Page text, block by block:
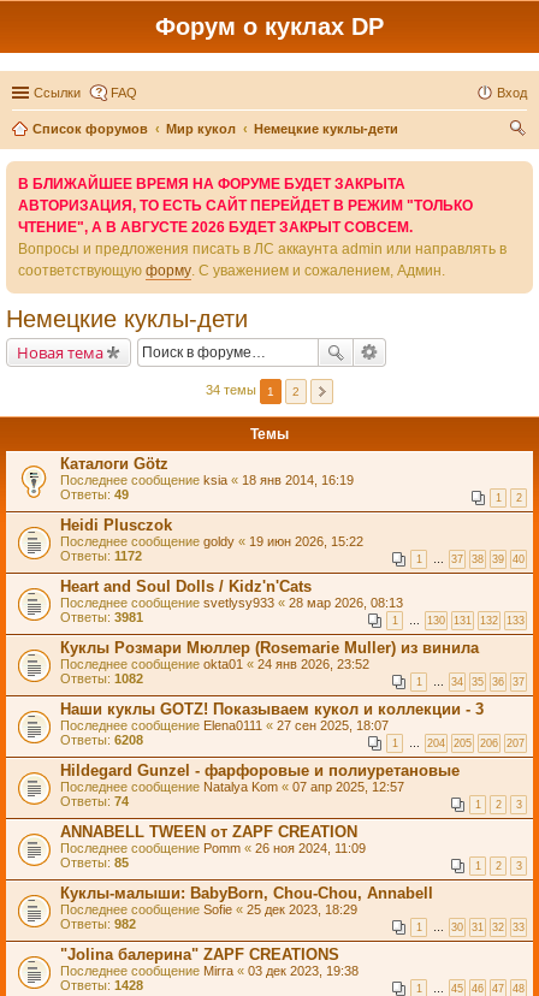
Форум о куклах DP
Ссылки FAQ Вход
Список форумов Мир кукол
Немецкие куклы-дети
В БЛИЖАЙШЕЕ ВРЕМЯ НА ФОРУМЕ БУДЕТ ЗАКРЫТА
АВТОРИЗАЦИЯ, ТО ЕСТЬ САЙТ ПЕРЕЙДЕТ В РЕЖИМ "ТОЛЬКО
ЧТЕНИЕ", А В АВГУСТЕ 2026 БУДЕТ ЗАКРЫТ СОВСЕМ.
Вопросы и предложения писать в ЛС аккаунта admin или направлять в
соответствующую форму. С уважением и сожалением, Админ.
Немецкие куклы-дети
Новая тема
34 темы 1 2
Темы
Каталоги Götz
Последнее сообщение ksia « 18 янв 2014, 16:19
Ответы: 49 1 2
Heidi Plusczok
Последнее сообщение goldy « 19 июн 2026, 15:22
Ответы: 1172 1 … 37 38 39 40
Heart and Soul Dolls / Kidz'n'Cats
Последнее сообщение svetlysy933 « 28 мар 2026, 08:13
Ответы: 3981 1 … 130 131 132 133
Куклы Розмари Мюллер (Rosemarie Muller) из винила
Последнее сообщение okta01 « 24 янв 2026, 23:52
Ответы: 1082 1 … 34 35 36 37
Наши куклы GOTZ! Показываем кукол и коллекции - 3
Последнее сообщение Elena0111 « 27 сен 2025, 18:07
Ответы: 6208 1 … 204 205 206 207
Hildegard Gunzel - фарфоровые и полиуретановые
Последнее сообщение Natalya Kom « 07 апр 2025, 12:57
Ответы: 74 1 2 3
ANNABELL TWEEN от ZAPF CREATION
Последнее сообщение Pomm « 26 ноя 2024, 11:09
Ответы: 85 1 2 3
Куклы-малыши: BabyBorn, Chou-Chou, Annabell
Последнее сообщение Sofie « 25 дек 2023, 18:29
Ответы: 982 1 … 30 31 32 33
"Jolina балерина" ZAPF CREATIONS
Последнее сообщение Mirra « 03 дек 2023, 19:38
Ответы: 1428 1 … 45 46 47 48